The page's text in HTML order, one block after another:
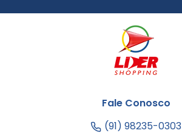
Fale Conosco
(91) 98235-0303